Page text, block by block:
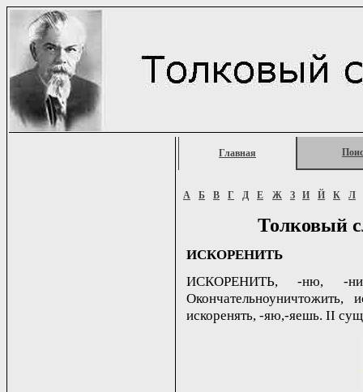
Главная
А Б В Г Д Е Ж З И Й К Л
Толковый
ИСКОРЕНИТЬ
ИСКОРЕНИТЬ, -ню, -
искоренять, -яю,-яешь. II